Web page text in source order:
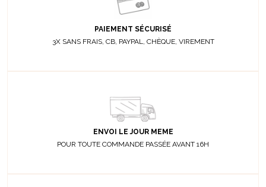
PAIEMENT SÉCURISÉ
3X SANS FRAIS, CB, PAYPAL, CHÈQUE, VIREMENT
ENVOI LE JOUR MEME
POUR TOUTE COMMANDE PASSÉE AVANT 16H